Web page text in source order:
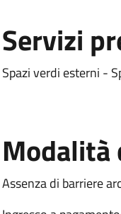
Servizi
Spazi verdi esterni -
Modalità
Assenza di barriere